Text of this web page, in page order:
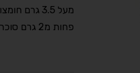
מעל 3.5 גרם חומצות אמינו מסועפות BCAA
פחות מ2 גרם סוכר! (משתנה בהתאם לטעם)